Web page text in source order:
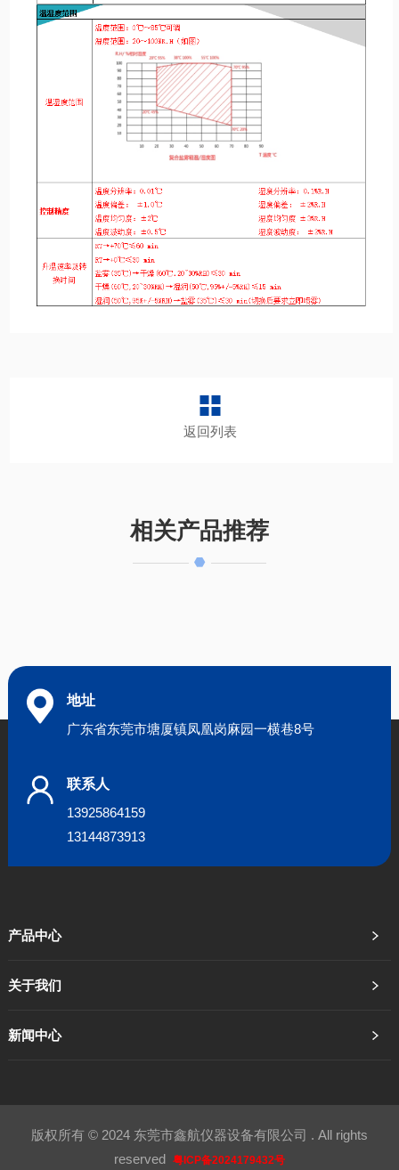
返回列表
相关产品推荐
地址
广东省东莞市塘厦镇凤凰岗麻园一横巷8号
联系人
13925864159
13144873913
产品中心
关于我们
新闻中心
版权所有 © 2024 东莞市鑫航仪器设备有限公司 . All rights
reserved 粤ICP备2024179432号